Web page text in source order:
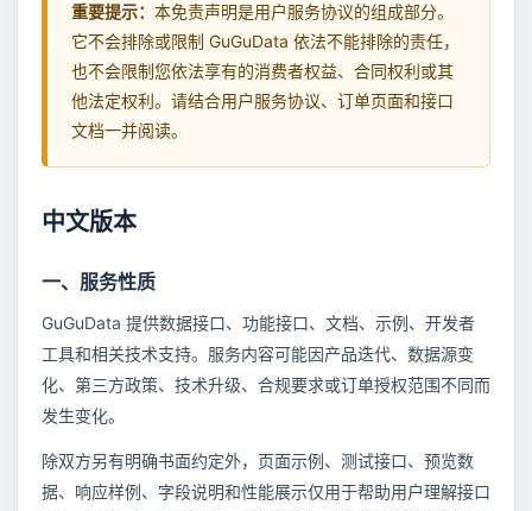
重要提示： 本免责声明是用户服务协议的组成部分。
它不会排除或限制 GuGuData 依法不能排除的责任，
也不会限制您依法享有的消费者权益、合同权利或其
他法定权利。请结合用户服务协议、订单页面和接口
文档一并阅读。
中文版本
一、服务性质
GuGuData 提供数据接口、功能接口、文档、示例、开发者
工具和相关技术支持。服务内容可能因产品迭代、数据源变
化、第三方政策、技术升级、合规要求或订单授权范围不同而
发生变化。
除双方另有明确书面约定外，页面示例、测试接口、预览数
据、响应样例、字段说明和性能展示仅用于帮助用户理解接口